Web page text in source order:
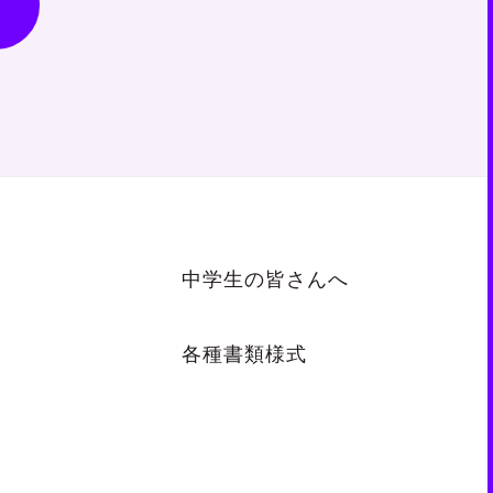
中学生の皆さんへ
各種書類様式